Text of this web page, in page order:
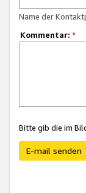
Name der
Kommentar: *
Bitte gib die im
E-mail senden